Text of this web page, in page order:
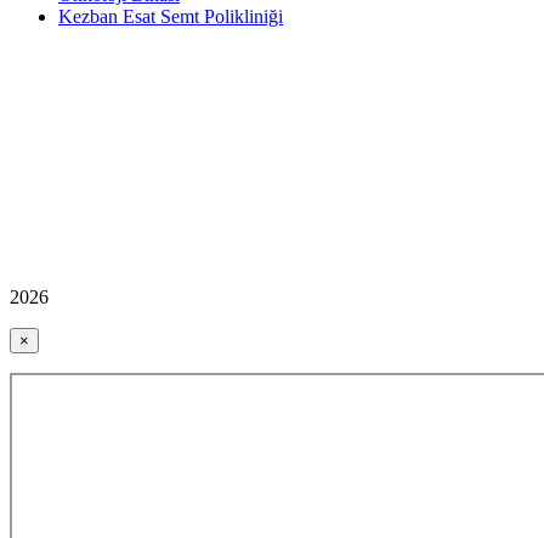
Kezban Esat Semt Polikliniği
2026
×